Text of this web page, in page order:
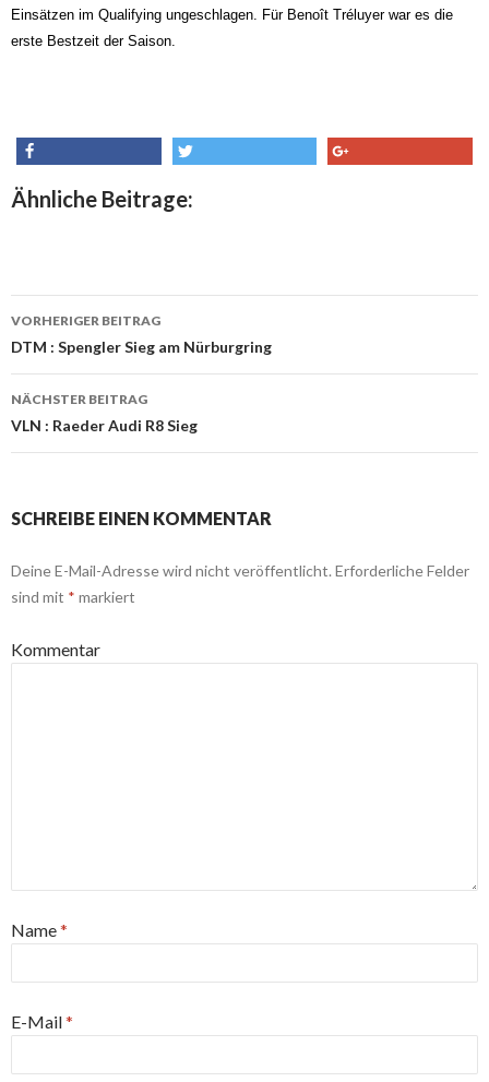
Einsätzen im Qualifying ungeschlagen. Für Benoît Tréluyer war es die
erste Bestzeit der Saison.
share
Ähnliche Beitrage:
Beitrags-
Navigation
VORHERIGER BEITRAG
DTM : Spengler Sieg am Nürburgring
NÄCHSTER BEITRAG
VLN : Raeder Audi R8 Sieg
SCHREIBE EINEN KOMMENTAR
Deine E-Mail-Adresse wird nicht veröffentlicht. Erforderliche Felder
sind mit * markiert
Kommentar
Name*
E-Mail*